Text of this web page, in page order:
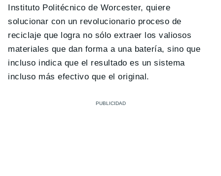
Instituto Politécnico de Worcester, quiere
solucionar con un revolucionario proceso de
reciclaje que logra no sólo extraer los valiosos
materiales que dan forma a una batería, sino que
incluso indica que el resultado es un sistema
incluso más efectivo que el original.